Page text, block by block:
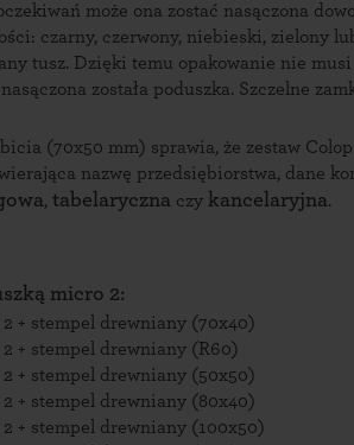
może ona zostać nasączona
czarny, czerwony, niebieski, zielony
tusz. Dzięki temu opakowanie nie
została poduszka. Szczelne
(70x50 mm) sprawia, że zestaw
nazwę przedsiębiorstwa, dane
, tabelaryczna czy kancelaryjna.
micro 2:
+ stempel drewniany (70x40)
+ stempel drewniany (R60)
+ stempel drewniany (50x50)
+ stempel drewniany (80x40)
+ stempel drewniany (100x50)